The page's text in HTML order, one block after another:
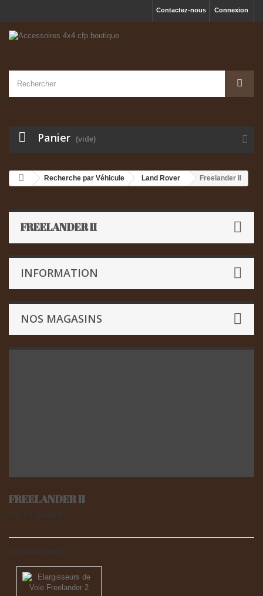
Connexion
Contactez-nous
Panier (vide)
Recherche par Véhicule Land Rover Freelander II
FREELANDER II
INFORMATION
NOS MAGASINS
FREELANDER II
Sous-catégories